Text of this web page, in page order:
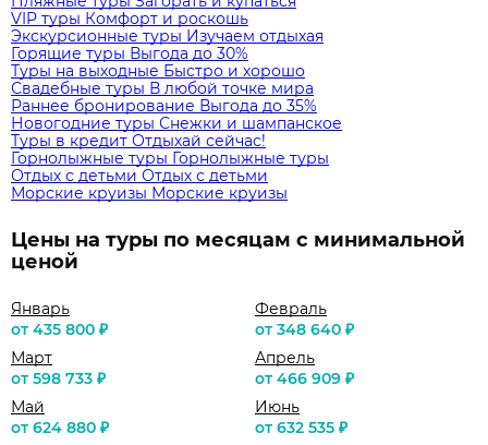
VIP туры Комфорт и роскошь
Экскурсионные туры Изучаем отдыхая
Горящие туры Выгода до 30%
Туры на выходные Быстро и хорошо
Свадебные туры В любой точке мира
Раннее бронирование Выгода до 35%
Новогодние туры Снежки и шампанское
Туры в кредит Отдыхай сейчас!
Горнолыжные туры Горнолыжные туры
Отдых с детьми Отдых с детьми
Морские круизы Морские круизы
Цены на туры по месяцам с минимальной
ценой
Январь
от 435 800 ₽
Февраль
от 348 640 ₽
Март
от 598 733 ₽
Апрель
от 466 909 ₽
Май
от 624 880 ₽
Июнь
от 632 535 ₽